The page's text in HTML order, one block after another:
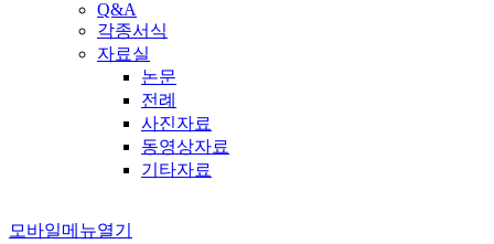
Q&A
각종서식
자료실
논문
전례
사진자료
동영상자료
기타자료
모바일메뉴열기